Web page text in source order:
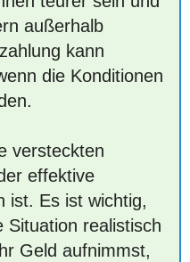
außerhalb
kann
die Konditionen
versteckten
effektive
ist. Es ist wichtig,
Situation realistisch
Geld aufnimmst,